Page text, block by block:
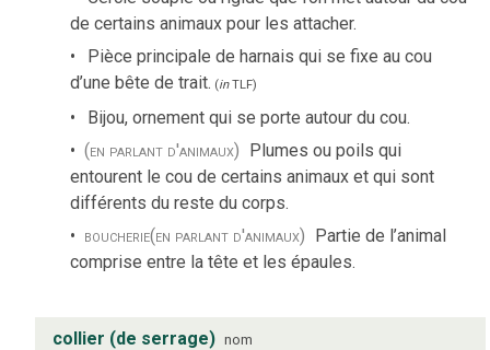
de certains animaux pour les attacher.
Pièce principale de harnais qui se fixe au cou
d’une bête de trait. (inTLF)
Bijou, ornement qui se porte autour du cou.
(en parlant d'animaux) Plumes ou poils qui
entourent le cou de certains animaux et qui sont
différents du reste du corps.
boucherie(en parlant d'animaux) Partie de l’animal
comprise entre la tête et les épaules.
collier (de serrage) nom